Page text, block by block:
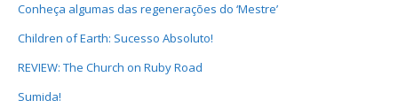
Conheça algumas das regenerações do ‘Mestre’
Children of Earth: Sucesso Absoluto!
REVIEW: The Church on Ruby Road
Sumida!